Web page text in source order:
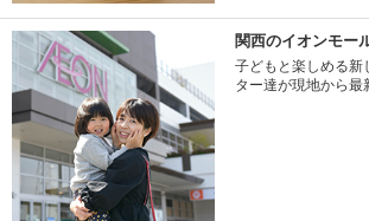
関西のイオンモー
子どもと楽しめる新
ター達が現地から最